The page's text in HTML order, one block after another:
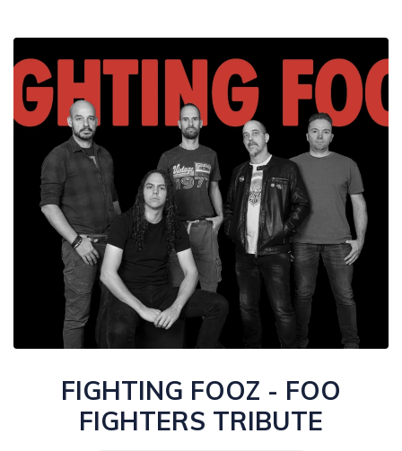
FIGHTING FOOZ - FOO
FIGHTERS TRIBUTE